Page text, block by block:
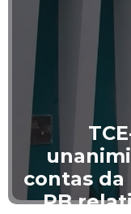
contas da
PB